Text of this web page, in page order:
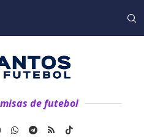
de futebol